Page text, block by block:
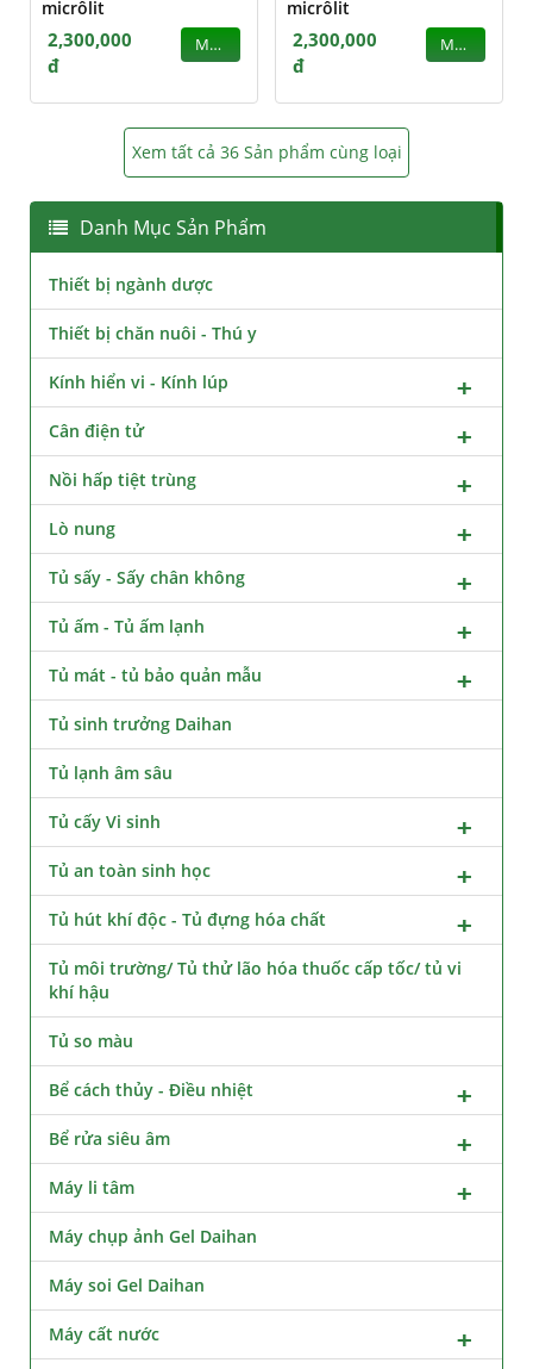
micrôlit
2,300,000
đ
MUA
micrôlit
2,300,000
đ
MUA
Xem tất cả 36 Sản phẩm cùng loại
Danh Mục Sản Phẩm
Thiết bị ngành dược
Thiết bị chăn nuôi - Thú y
Kính hiển vi - Kính lúp
Cân điện tử
Nồi hấp tiệt trùng
Lò nung
Tủ sấy - Sấy chân không
Tủ ấm - Tủ ấm lạnh
Tủ mát - tủ bảo quản mẫu
Tủ sinh trưởng Daihan
Tủ lạnh âm sâu
Tủ cấy Vi sinh
Tủ an toàn sinh học
Tủ hút khí độc - Tủ đựng hóa chất
Tủ môi trường/ Tủ thử lão hóa thuốc cấp tốc/ tủ vi
khí hậu
Tủ so màu
Bể cách thủy - Điều nhiệt
Bể rửa siêu âm
Máy li tâm
Máy chụp ảnh Gel Daihan
Máy soi Gel Daihan
Máy cất nước